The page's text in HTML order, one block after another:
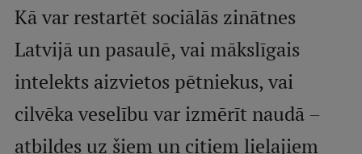
Par RSU
Studentu dzīve
Studiju norises vietas
Kā var restartēt sociālās zinātnes
Latvijā un pasaulē, vai mākslīgais
intelekts aizvietos pētniekus, vai
cilvēka veselību var izmērīt naudā –
atbildes uz šiem un citiem lielajiem